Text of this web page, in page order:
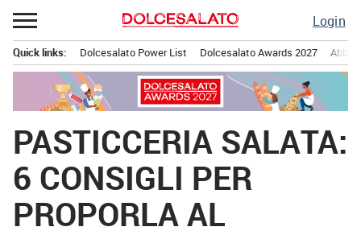
Passa
al
contenuto
Login
principale
Quick links: Dolcesalato Power List Dolcesalato Awards 2027
PASTICCERIA SALATA:
6 CONSIGLI PER
PROPORLA AL